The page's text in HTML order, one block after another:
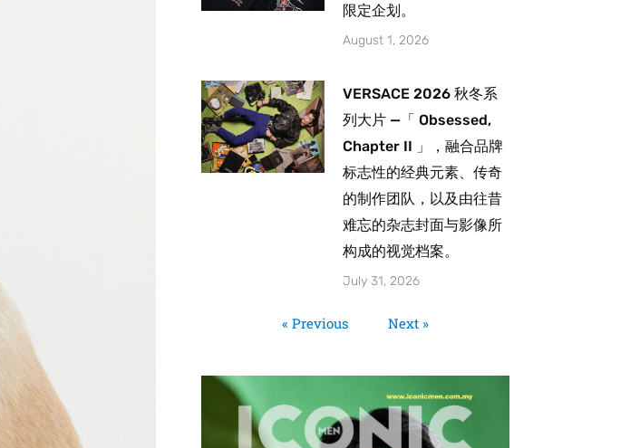
限定企划。
August 1, 2026
VERSACE 2026 秋冬系
列大片 —「 Obsessed,
Chapter II 」，融合品牌
标志性的经典元素、传奇
的制作团队，以及由往昔
难忘的杂志封面与影像所
构成的视觉档案。
July 31, 2026
« Previous Next »